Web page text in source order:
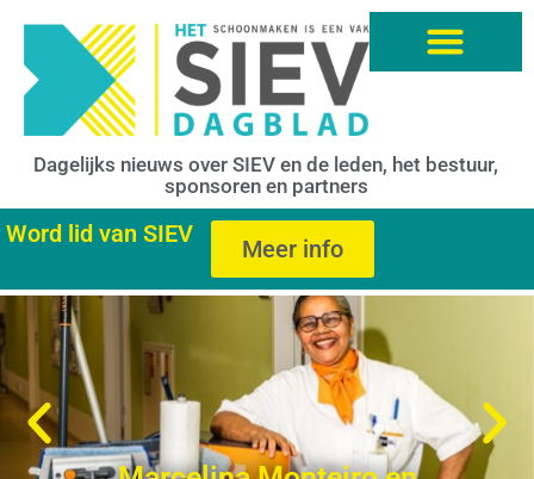
Dagelijks nieuws over SIEV en de leden, het bestuur,
sponsoren en partners
Word lid van SIEV
Meer info